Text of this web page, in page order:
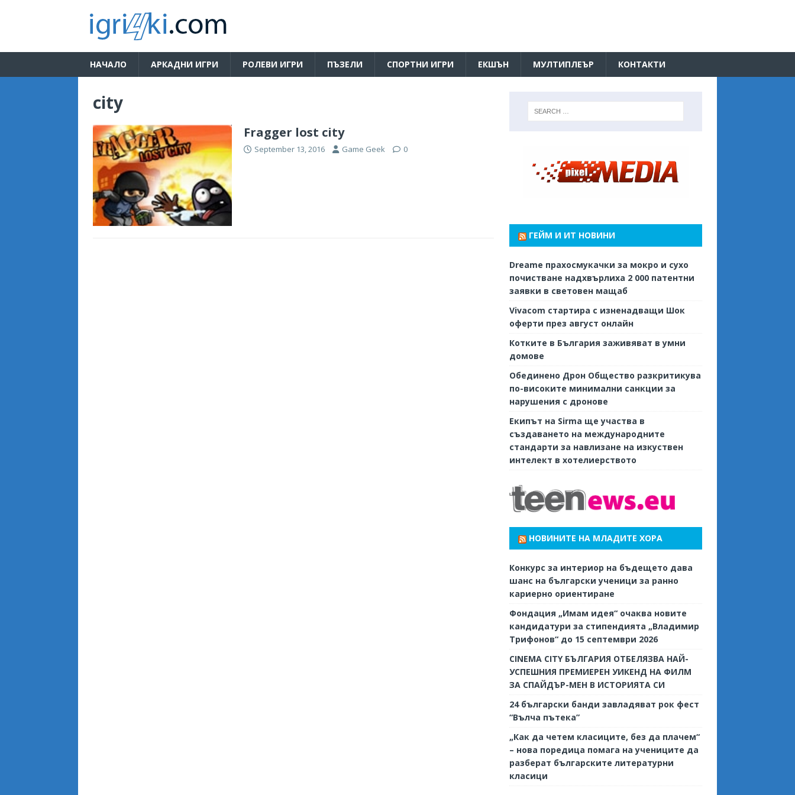
НАЧАЛО АРКАДНИ ИГРИ РОЛЕВИ ИГРИ ПЪЗЕЛИ СПОРТНИ ИГРИ ЕКШЪН МУЛТИПЛЕЪР КОНТАКТИ
city
Fragger lost city
September 13, 2016 Game Geek 0
ГЕЙМ И ИТ НОВИНИ
Dreame прахосмукачки за мокро и сухо
почистване надхвърлиха 2 000 патентни
заявки в световен мащаб
Vivacom стартира с изненадващи Шок
оферти през август онлайн
Котките в България заживяват в умни
домове
Обединено Дрон Общество разкритикува
по-високите минимални санкции за
нарушения с дронове
Екипът на Sirma ще участва в
създаването на международните
стандарти за навлизане на изкуствен
интелект в хотелиерството
НОВИНИТЕ НА МЛАДИТЕ ХОРА
Конкурс за интериор на бъдещето дава
шанс на български ученици за ранно
кариерно ориентиране
Фондация „Имам идея“ очаква новите
кандидатури за стипендията „Владимир
Трифонов“ до 15 септември 2026
CINEMA CITY БЪЛГАРИЯ ОТБЕЛЯЗВА НАЙ-
УСПЕШНИЯ ПРЕМИЕРЕН УИКЕНД НА ФИЛМ
ЗА СПАЙДЪР-МЕН В ИСТОРИЯТА СИ
24 български банди завладяват рок фест
“Вълча пътека”
„Как да четем класиците, без да плачем“
– нова поредица помага на учениците да
разберат българските литературни
класици